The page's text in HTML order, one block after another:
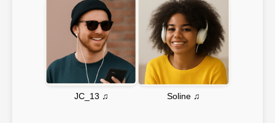
JC_13 ♫ Soline ♫